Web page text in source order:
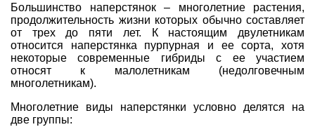
Большинство наперстянок – многолетние растения,
продолжительность жизни которых обычно составляет
от трех до пяти лет. К настоящим двулетникам
относится наперстянка пурпурная и ее сорта, хотя
некоторые современные гибриды с ее участием
относят к малолетникам (недолговечным
многолетникам).
Многолетние виды наперстянки условно делятся на
две группы: